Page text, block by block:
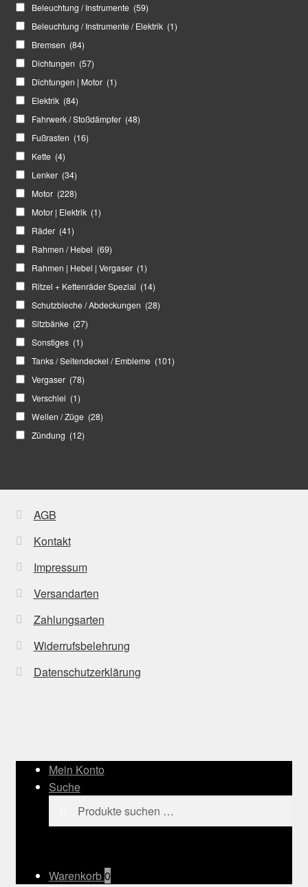
Beleuchtung / Instrumente (59)
Beleuchtung / Instrumente / Elektrik (1)
Bremsen (84)
Dichtungen (57)
Dichtungen | Motor (1)
Elektrik (84)
Fahrwerk / Stoßdämpfer (48)
Fußrasten (16)
Kette (4)
Lenker (34)
Motor (228)
Motor | Elektrik (1)
Räder (41)
Rahmen / Hebel (69)
Rahmen | Hebel | Vergaser (1)
Ritzel + Kettenräder Spezial (14)
Schutzbleche / Abdeckungen (28)
Sitzbänke (27)
Sonstiges (1)
Tanks / Seitendeckel / Embleme (101)
Vergaser (78)
Verschlei (1)
Wellen / Züge (28)
Zündung (12)
AGB
Kontakt
Impressum
Versandarten
Zahlungsarten
Widerrufsbelehrung
Datenschutzerklärung
Mein Konto
Suche
Suchen
Suchen
Warenkorb0